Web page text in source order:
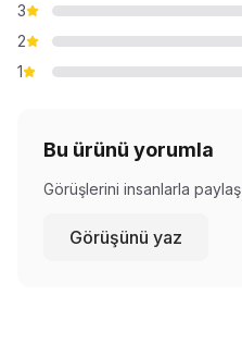
3
2
1
Bu ürünü yorumla
Görüşlerini insanlarla paylaş
Görüşünü yaz